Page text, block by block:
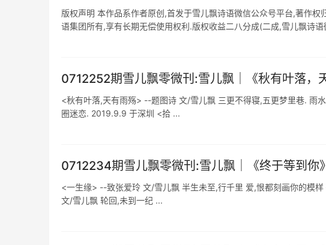
版权声明 本作品系作者原创,首发于雪儿飘诗语微信公众号平台,著作
语集团所有,享有长期无偿使用权利.版权收益二八分成(二成,雪儿飘诗语
0712252期雪儿飘零微刊:雪儿飘｜《秋有叶落，
<秋有叶落,天有雨殇> --题图诗 文/雪儿飘 三更不得寝,五更梦里巷. 雨
圈迷恋. 2019.9.9 于深圳 <拾 ...
0712234期雪儿飘零微刊:雪儿飘｜《终于等到你
<一生缘> --致张爱玲 文/雪儿飘 半生未至,行千里 爱,恨都刻画你的模
文/雪儿飘 轮回,未到一纪 ...